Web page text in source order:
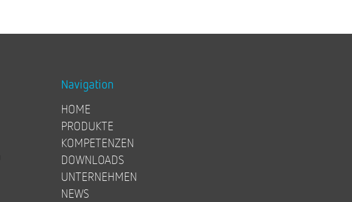
Navigation
HOME
PRODUKTE
KOMPETENZEN
DOWNLOADS
UNTERNEHMEN
NEWS